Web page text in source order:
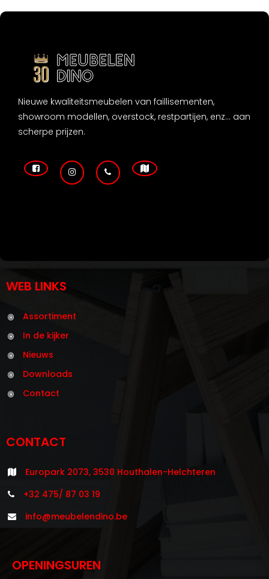
Nieuwe kwaliteitsmeubelen van faillisementen,
showroom modellen, overstock, restpartijen, enz... aan
scherpe prijzen.
WEB LINKS
Assortiment
In de kijker
Nieuws
Downloads
Contact
CONTACT
Europark 2073, 3530 Houthalen-Helchteren
+32 475/ 87 03 19
info@meubelendino.be
OPENINGSUREN